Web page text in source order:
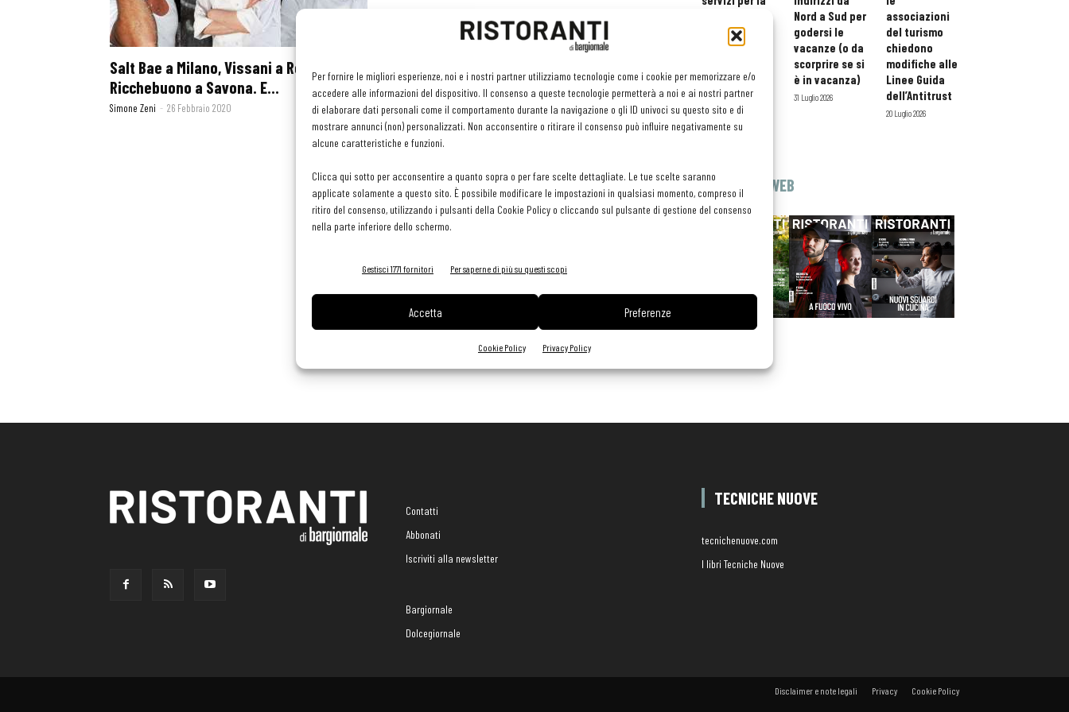
Per fornire le migliori esperienze, noi e i nostri partner utilizziamo tecnologie come i cookie per memorizzare e/o
accedere alle informazioni del dispositivo. Il consenso a queste tecnologie permetterà a noi e ai nostri partner
di elaborare dati personali come il comportamento durante la navigazione o gli ID univoci su questo sito e di
mostrare annunci (non) personalizzati. Non acconsentire o ritirare il consenso può influire negativamente su
alcune caratteristiche e funzioni.
Clicca qui sotto per acconsentire a quanto sopra o per fare scelte dettagliate. Le tue scelte saranno
applicate solamente a questo sito. È possibile modificare le impostazioni in qualsiasi momento, compreso il
ritiro del consenso, utilizzando i pulsanti della Cookie Policy o cliccando sul pulsante di gestione del consenso
nella parte inferiore dello schermo.
Gestisci 1771 fornitori Per saperne di più su questi scopi
Accetta Preferenze
Cookie Policy Privacy Policy
Salt Bae a Milano, Vissani a Roma,
Ricchebuono a Savona. E...
Simone Zeni - 26 Febbraio 2020
orario esteso
e tessera
professionisti
HoReCa
29 Luglio 2026
Nord a Sud per
godersi le
vacanze (o da
scorprire se si
è in vacanza)
31 Luglio 2026
associazioni
del turismo
chiedono
modifiche alle
Linee Guida
dell’Antitrust
20 Luglio 2026
EDICOLA WEB
Contatti
Abbonati
Iscriviti alla newsletter
Bargiornale
Dolcegiornale
TECNICHE NUOVE
tecnichenuove.com
I libri Tecniche Nuove
Disclaimer e note legali Privacy Cookie Policy